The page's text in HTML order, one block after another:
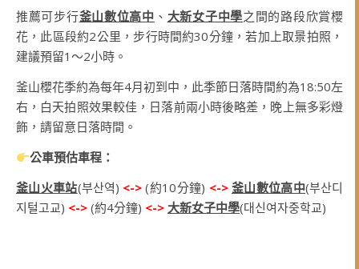
推薦可步行釜山數位高中 、 大新女子中學之間的路段欣賞櫻
花，此區段約2公里，步行時間約30分鐘，若加上取景拍照，
建議預留1～2小時。
釜山櫻花季約為每年4月初到中，此季節日落時間約為18:50左
右，白天拍照效果較佳，日落前兩小時後略差，晚上無多彩燈
飾，請留意日落時間。
公車預估車程：
釜山火車站(부산역) <->(約10分鐘) <-> 釜山數位高中(부산디
지털고교) <-> (約4分鐘) <-> 大新女子中學(대신여자중학교)